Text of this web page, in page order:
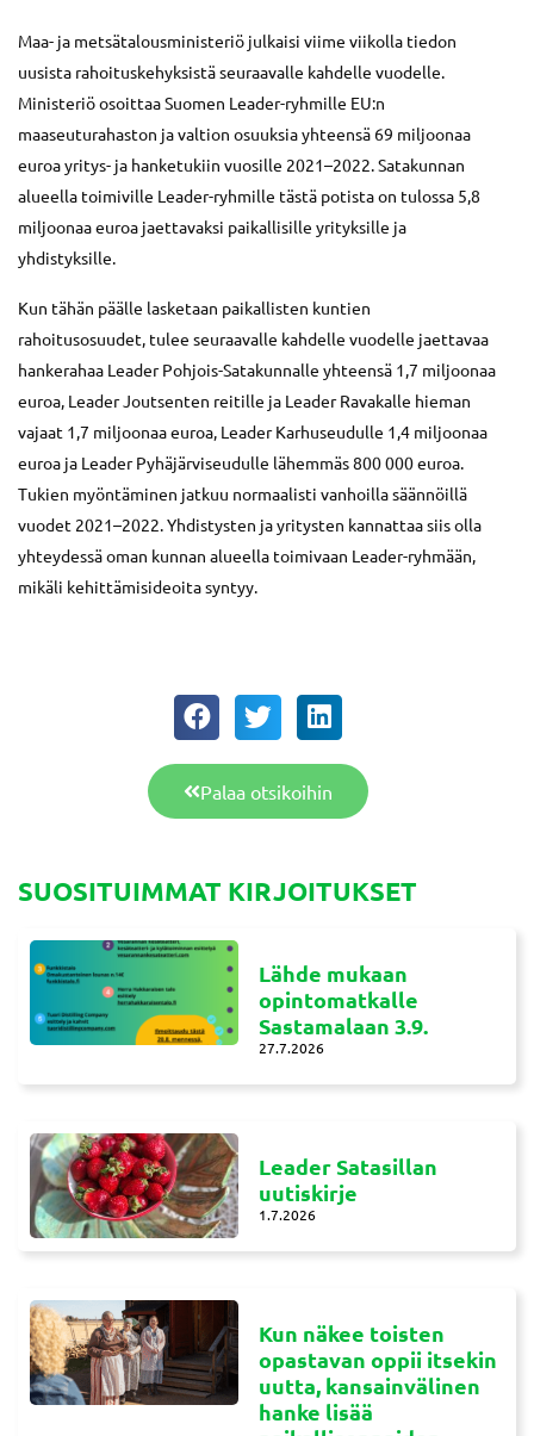
Maa- ja metsätalousministeriö julkaisi viime viikolla tiedon
uusista rahoituskehyksistä seuraavalle kahdelle vuodelle.
Ministeriö osoittaa Suomen Leader-ryhmille EU:n
maaseuturahaston ja valtion osuuksia yhteensä 69 miljoonaa
euroa yritys- ja hanketukiin vuosille 2021–2022. Satakunnan
alueella toimiville Leader-ryhmille tästä potista on tulossa 5,8
miljoonaa euroa jaettavaksi paikallisille yrityksille ja
yhdistyksille.
Kun tähän päälle lasketaan paikallisten kuntien
rahoitusosuudet, tulee seuraavalle kahdelle vuodelle jaettavaa
hankerahaa Leader Pohjois-Satakunnalle yhteensä 1,7 miljoonaa
euroa, Leader Joutsenten reitille ja Leader Ravakalle hieman
vajaat 1,7 miljoonaa euroa, Leader Karhuseudulle 1,4 miljoonaa
euroa ja Leader Pyhäjärviseudulle lähemmäs 800 000 euroa.
Tukien myöntäminen jatkuu normaalisti vanhoilla säännöillä
vuodet 2021–2022. Yhdistysten ja yritysten kannattaa siis olla
yhteydessä oman kunnan alueella toimivaan Leader-ryhmään,
mikäli kehittämisideoita syntyy.
Palaa otsikoihin
SUOSITUIMMAT KIRJOITUKSET
Lähde mukaan
opintomatkalle
Sastamalaan 3.9.
27.7.2026
Leader Satasillan
uutiskirje
1.7.2026
Kun näkee toisten
opastavan oppii itsekin
uutta, kansainvälinen
hanke lisää